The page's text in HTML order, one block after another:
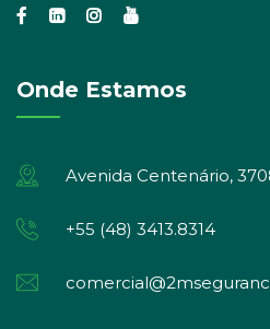
Onde Estamos
Avenida Centenário,
+55 (48) 3413.8314